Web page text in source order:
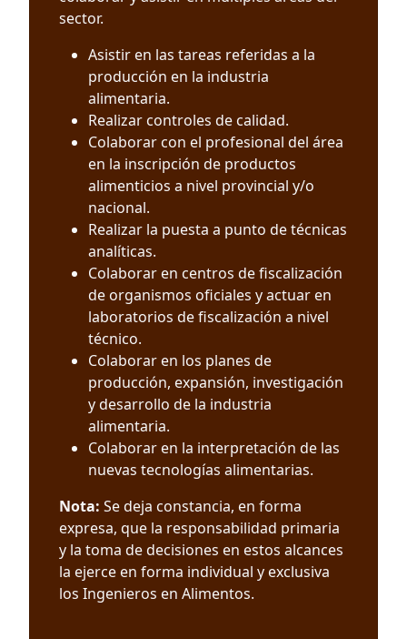
sector.
Asistir en las tareas referidas a la
producción en la industria
alimentaria.
Realizar controles de calidad.
Colaborar con el profesional del área
en la inscripción de productos
alimenticios a nivel provincial y/o
nacional.
Realizar la puesta a punto de técnicas
analíticas.
Colaborar en centros de fiscalización
de organismos oficiales y actuar en
laboratorios de fiscalización a nivel
técnico.
Colaborar en los planes de
producción, expansión, investigación
y desarrollo de la industria
alimentaria.
Colaborar en la interpretación de las
nuevas tecnologías alimentarias.
Nota: Se deja constancia, en forma
expresa, que la responsabilidad primaria
y la toma de decisiones en estos alcances
la ejerce en forma individual y exclusiva
los Ingenieros en Alimentos.